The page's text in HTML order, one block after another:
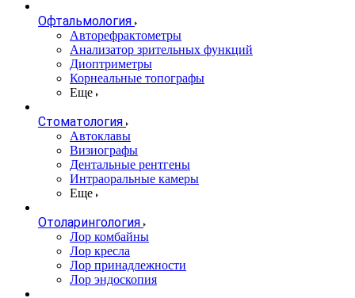
Офтальмология
Авторефрактометры
Анализатор зрительных функций
Диоптриметры
Корнеальные топографы
Еще
Стоматология
Автоклавы
Визиографы
Дентальные рентгены
Интраоральные камеры
Еще
Отоларингология
Лор комбайны
Лор кресла
Лор принадлежности
Лор эндоскопия